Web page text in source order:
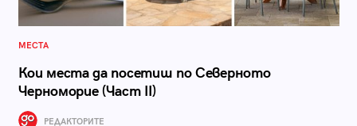
МЕСТА
Кои места да посетиш по Северното
Черноморие (Част II)
РЕДАКТОРИТЕ